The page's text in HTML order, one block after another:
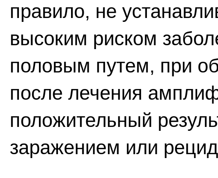
правило, не
высоким риском
половым путем, при
после лечения
положительный
заражением или